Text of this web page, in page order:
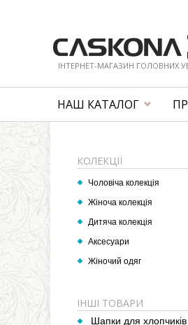
ІНТЕРНЕТ-МАГАЗИН ГОЛОВНИХ
НАШ КАТАЛОГ
КОЛЕКЦІЇ
Чоловіча колекція
Жіноча колекція
Дитяча колекція
Аксесуари
Жіночий одяг
ІНШІ ТОВАРИ
Шапки для хлопчиків